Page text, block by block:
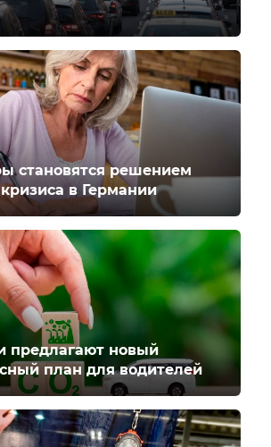
становятся решением
в Германии
предлагают новый
план для водителей